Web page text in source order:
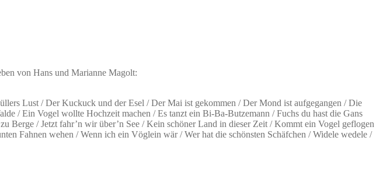
von Hans und Marianne Magolt:
Lust / Der Kuckuck und der Esel / Der Mai ist gekommen / Der Mond ist aufgegangen / Die
/ Ein Vogel wollte Hochzeit machen / Es tanzt ein Bi-Ba-Butzemann / Fuchs du hast die Gans
Berge / Jetzt fahr’n wir über’n See / Kein schöner Land in dieser Zeit / Kommt ein Vogel geflogen
Fahnen wehen / Wenn ich ein Vöglein wär / Wer hat die schönsten Schäfchen / Widele wedele /